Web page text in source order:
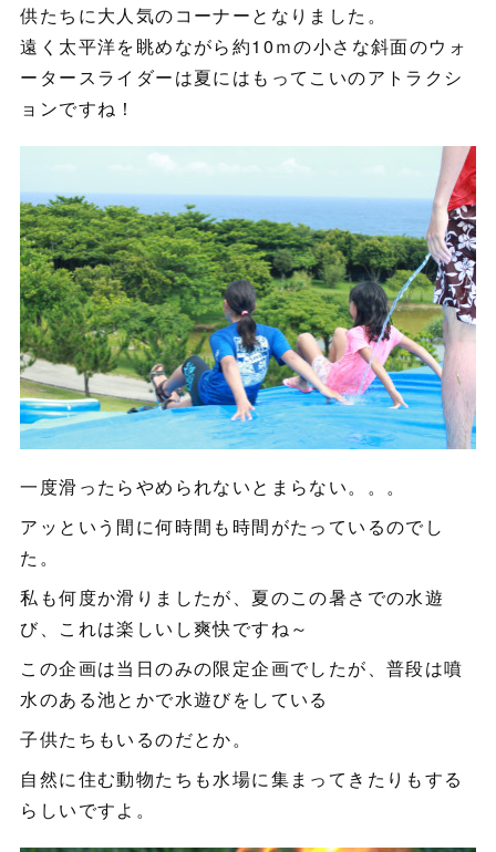
供たちに大人気のコーナーとなりました。
遠く太平洋を眺めながら約10ｍの小さな斜面のウォ
ータースライダーは夏にはもってこいのアトラクシ
ョンですね！
一度滑ったらやめられないとまらない。。。
アッという間に何時間も時間がたっているのでし
た。
私も何度か滑りましたが、夏のこの暑さでの水遊
び、これは楽しいし爽快ですね～
この企画は当日のみの限定企画でしたが、普段は噴
水のある池とかで水遊びをしている
子供たちもいるのだとか。
自然に住む動物たちも水場に集まってきたりもする
らしいですよ。